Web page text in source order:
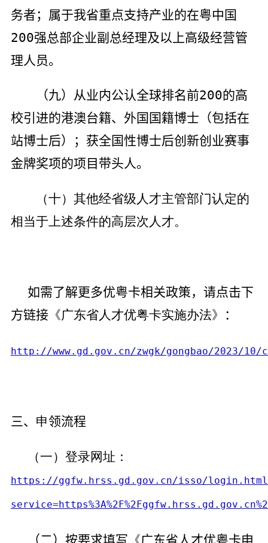
务者；属于我省重点支持产业的在粤中国
200强总部企业副总经理及以上高级经营管
理人员。
（九）从业内公认全球排名前200的高
校引进的港澳台籍、外国国籍博士（包括在
站博士后）；获全国性博士后创新创业赛事
金牌奖项的项目带头人。
（十）其他经省级人才主管部门认定的
相当于上述条件的高层次人才。
如需了解更多优粤卡相关政策，请点击下
方链接《广东省人才优粤卡实施办法》 ：
http://www.gd.gov.cn/zwgk/gongbao/2023/10/
三、 申领流程
（一）登录网址：
https://ggfw.hrss.gd.gov.cn/isso/
（二）按要求填写 《广东省人才优粤卡申